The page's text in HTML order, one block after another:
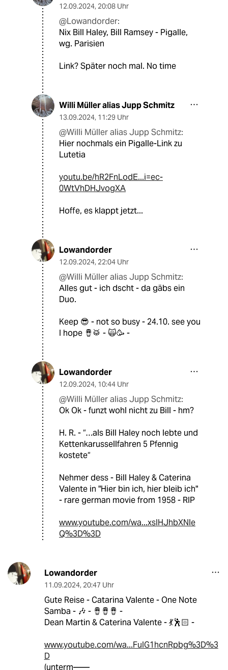
12.09.2024, 20:08 Uhr
@Lowandorder:
Nix Bill Haley, Bill Ramsey - Pigalle,
wg. Parisien
Link? Später noch mal. No time
Willi Müller alias Jupp Schmitz
13.09.2024, 11:29 Uhr
@Willi Müller alias Jupp Schmitz:
Hier nochmals ein Pigalle-Link zu
Lutetia
youtu.be/hR2FnLodE...i=ec-
0WtVhDHJvogXA
Hoffe, es klappt jetzt...
Lowandorder
12.09.2024, 22:04 Uhr
@Willi Müller alias Jupp Schmitz:
Alles gut - ich dscht - da gäbs ein
Duo.
Keep 😎 - not so busy - 24.10. see you
I hope 🪘🥁 - 🙀🥳 -
Lowandorder
12.09.2024, 10:44 Uhr
@Willi Müller alias Jupp Schmitz:
Ok Ok - funzt wohl nicht zu Bill - hm?
H. R. - “…als Bill Haley noch lebte und
Kettenkarussellfahren 5 Pfennig
kostete“
Nehmer dess - Bill Haley & Caterina
Valente in "Hier bin ich, hier bleib ich"
- rare german movie from 1958 - RIP
www.youtube.com/wa...xsIHJhbXNle
Q%3D%3D
Lowandorder
11.09.2024, 20:47 Uhr
Gute Reise - Catarina Valente - One Note
Samba - 🎶 - 🪘🪘🪘 -
Dean Martin & Caterina Valente - 💃🕺🏻 -
www.youtube.com/wa...FuIG1hcnRpbg%3D%3
D
(unterm——